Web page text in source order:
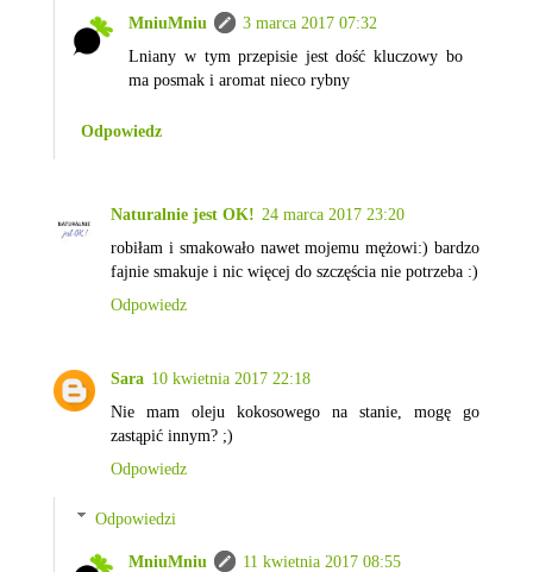
MniuMniu
3 marca 2017 07:32
Lniany w tym przepisie jest dość kluczowy bo
ma posmak i aromat nieco rybny
Odpowiedz
Naturalnie jest OK! 24 marca 2017 23:20
robiłam i smakowało nawet mojemu mężowi:) bardzo
fajnie smakuje i nic więcej do szczęścia nie potrzeba :)
Odpowiedz
Sara 10 kwietnia 2017 22:18
Nie mam oleju kokosowego na stanie, mogę go
zastąpić innym? ;)
Odpowiedz
Odpowiedzi
MniuMniu
11 kwietnia 2017 08:55